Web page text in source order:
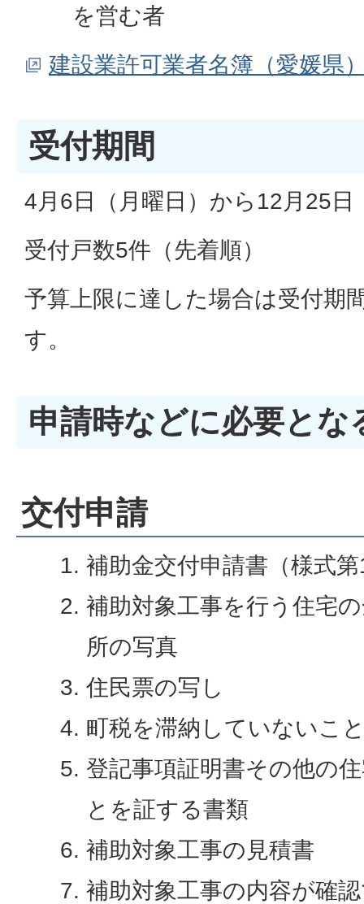
を営む者
建設業許可業者名簿（愛媛県
受付期間
4月6日（月曜日）から12月25日
受付戸数5件（先着順）
予算上限に達した場合は受付期
す。
申請時などに必要とな
交付申請
補助金交付申請書（様式
補助対象工事を行う住宅
所の写真
住民票の写し
町税を滞納していないこ
登記事項証明書その他の
とを証する書類
補助対象工事の見積書
補助対象工事の内容が確